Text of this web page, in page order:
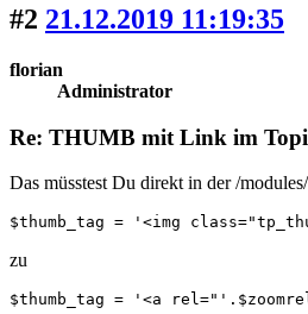
#2 21.12.2019 11:19:35
florian
Administrator
Re: THUMB mit Link im
Das müsstest Du direkt in der /
$thumb_tag = '<img
zu
$thumb_tag = '<a